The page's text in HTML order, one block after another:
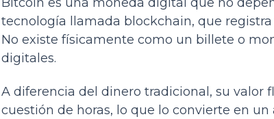
tecnología llamada blockchain, que
No existe físicamente como un billete o
digitales.
A diferencia del dinero tradicional, su valor
cuestión de horas, lo que lo convierte en